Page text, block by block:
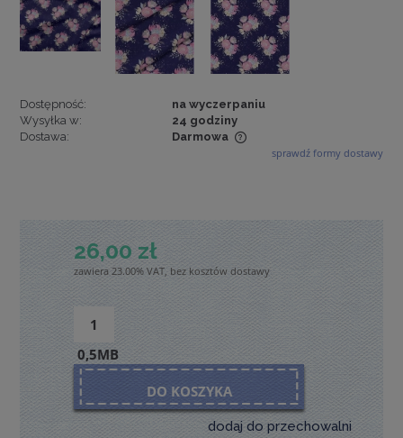
Dostępność:
na wyczerpaniu
Wysyłka w:
24 godziny
Dostawa:
Darmowa
Cena nie zawiera ewentualnych kosztów płatności
sprawdź formy dostawy
26,00 zł
zawiera 23.00% VAT, bez kosztów dostawy
0,5MB
DO KOSZYKA
dodaj do przechowalni